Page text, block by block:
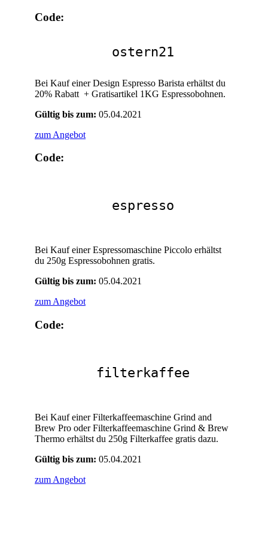
Code:
ostern21
Bei Kauf einer Design Espresso Barista erhältst du
20% Rabatt + Gratisartikel 1KG Espressobohnen.
Gültig bis zum: 05.04.2021
zum Angebot
Code:
espresso
Bei Kauf einer Espressomaschine Piccolo erhältst
du 250g Espressobohnen gratis.
Gültig bis zum: 05.04.2021
zum Angebot
Code:
filterkaffee
Bei Kauf einer Filterkaffeemaschine Grind and
Brew Pro oder Filterkaffeemaschine Grind & Brew
Thermo erhältst du 250g Filterkaffee gratis dazu.
Gültig bis zum: 05.04.2021
zum Angebot